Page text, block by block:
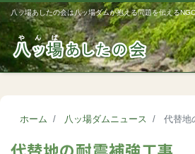
八ッ場あしたの会は八ッ場ダムが抱える問題を伝える
ホーム 八ッ場ダムニュース 代替地